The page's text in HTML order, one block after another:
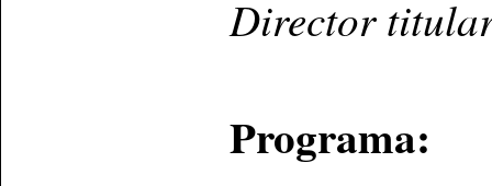
Director
Programa: